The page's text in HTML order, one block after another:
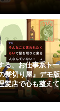
る、お仕事系トー
髪切り屋』デモ版
髪店で心も整えて